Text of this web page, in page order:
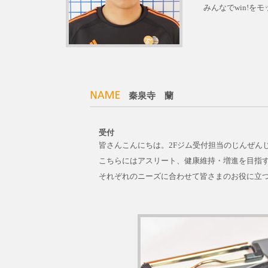
みんなでwin!をモ
秦泉寺 蘭
受付
皆さんこんにちは。2Fジム受付担当のじんぜん
こちらにはアスリート、健康維持・増進を目指
それぞれのニーズに合わせて皆さまのお役に立